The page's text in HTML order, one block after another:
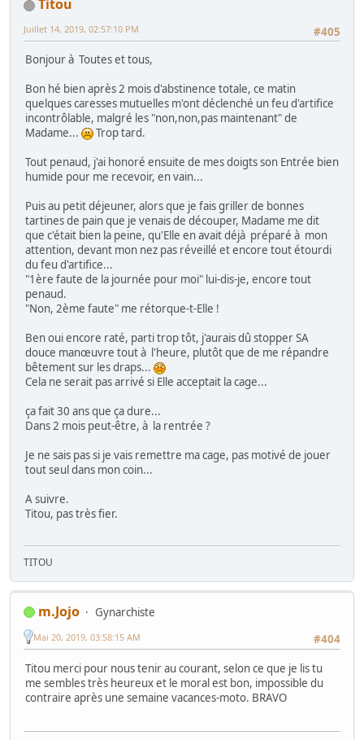
Titou
#405
Juillet 14, 2019, 02:57:10 PM
Bonjour à Toutes et tous,
Bon hé bien après 2 mois d'abstinence totale, ce matin
quelques caresses mutuelles m'ont déclenché un feu d'artifice
incontrôlable, malgré les "non,non,pas maintenant" de
Madame...
Trop tard.
Tout penaud, j'ai honoré ensuite de mes doigts son Entrée bien
humide pour me recevoir, en vain...
Puis au petit déjeuner, alors que je fais griller de bonnes
tartines de pain que je venais de découper, Madame me dit
que c'était bien la peine, qu'Elle en avait déjà préparé à mon
attention, devant mon nez pas réveillé et encore tout étourdi
du feu d'artifice...
"1ère faute de la journée pour moi" lui-dis-je, encore tout
penaud.
"Non, 2ème faute" me rétorque-t-Elle !
Ben oui encore raté, parti trop tôt, j'aurais dû stopper SA
douce manœuvre tout à l'heure, plutôt que de me répandre
bêtement sur les draps...
Cela ne serait pas arrivé si Elle acceptait la cage...
ça fait 30 ans que ça dure...
Dans 2 mois peut-être, à la rentrée ?
Je ne sais pas si je vais remettre ma cage, pas motivé de jouer
tout seul dans mon coin...
A suivre.
Titou, pas très fier.
TITOU
m.Jojo
Gynarchiste
#404
Mai 20, 2019, 03:58:15 AM
Titou merci pour nous tenir au courant, selon ce que je lis tu
me sembles très heureux et le moral est bon, impossible du
contraire après une semaine vacances-moto. BRAVO